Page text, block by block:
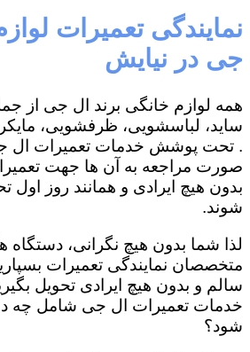
نمایندگی تعمیرات
جی در نیایش
همه لوازم خانگی برند ال جی از
ساید، لباسشویی، ظرفشویی،
. تحت پوشش خدمات تعمیرات ال
صورت مراجعه به آن ها جهت
بدون هیچ ایرادی و همانند روز اول
شوند.
لذا شما بدون هیچ نگرانی،
متخصصان نمایندگی تعمیرات
سالم و بدون هیچ ایرادی تحویل
خدمات تعمیرات ال جی شامل چه
شود؟